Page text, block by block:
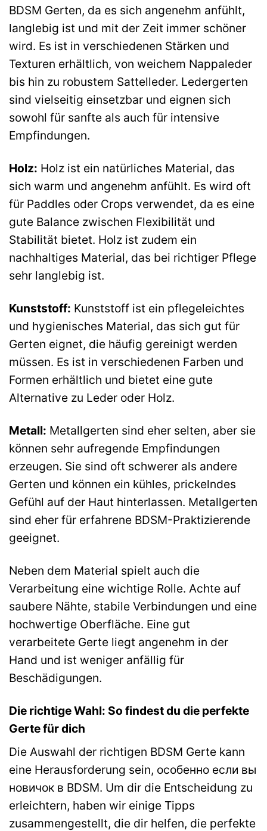
BDSM Gerten, da es sich angenehm anfühlt,
langlebig ist und mit der Zeit immer schöner
wird. Es ist in verschiedenen Stärken und
Texturen erhältlich, von weichem Nappaleder
bis hin zu robustem Sattelleder. Ledergerten
sind vielseitig einsetzbar und eignen sich
sowohl für sanfte als auch für intensive
Empfindungen.
Holz: Holz ist ein natürliches Material, das
sich warm und angenehm anfühlt. Es wird oft
für Paddles oder Crops verwendet, da es eine
gute Balance zwischen Flexibilität und
Stabilität bietet. Holz ist zudem ein
nachhaltiges Material, das bei richtiger Pflege
sehr langlebig ist.
Kunststoff: Kunststoff ist ein pflegeleichtes
und hygienisches Material, das sich gut für
Gerten eignet, die häufig gereinigt werden
müssen. Es ist in verschiedenen Farben und
Formen erhältlich und bietet eine gute
Alternative zu Leder oder Holz.
Metall: Metallgerten sind eher selten, aber sie
können sehr aufregende Empfindungen
erzeugen. Sie sind oft schwerer als andere
Gerten und können ein kühles, prickelndes
Gefühl auf der Haut hinterlassen. Metallgerten
sind eher für erfahrene BDSM-Praktizierende
geeignet.
Neben dem Material spielt auch die
Verarbeitung eine wichtige Rolle. Achte auf
saubere Nähte, stabile Verbindungen und eine
hochwertige Oberfläche. Eine gut
verarbeitete Gerte liegt angenehm in der
Hand und ist weniger anfällig für
Beschädigungen.
Die richtige Wahl: So findest du die perfekte
Gerte für dich
Die Auswahl der richtigen BDSM Gerte kann
eine Herausforderung sein, особенно если вы
новичок в BDSM. Um dir die Entscheidung zu
erleichtern, haben wir einige Tipps
zusammengestellt, die dir helfen, die perfekte